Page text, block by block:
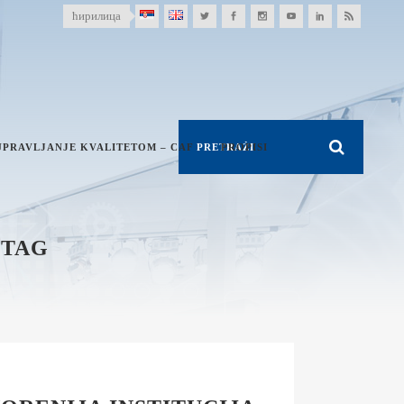
ћирилица
KVALITETOM – CAF PROPISI